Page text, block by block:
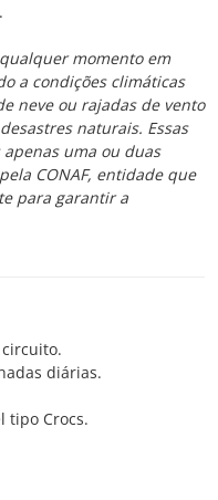
momento em
a condições climáticas
neve ou rajadas de vento
naturais. Essas
uma ou duas
CONAF, entidade que
para garantir a
diárias.
tipo Crocs.